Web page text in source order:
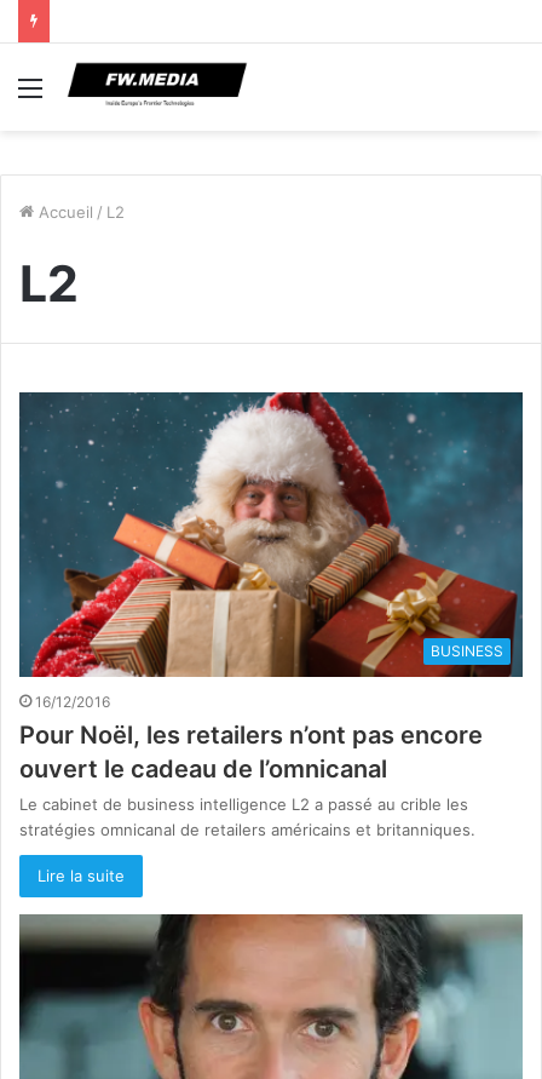
Menu
Accueil / L2
L2
BUSINESS
16/12/2016
Pour Noël, les retailers n’ont pas encore
ouvert le cadeau de l’omnicanal
Le cabinet de business intelligence L2 a passé au crible les
stratégies omnicanal de retailers américains et britanniques.
Lire la suite